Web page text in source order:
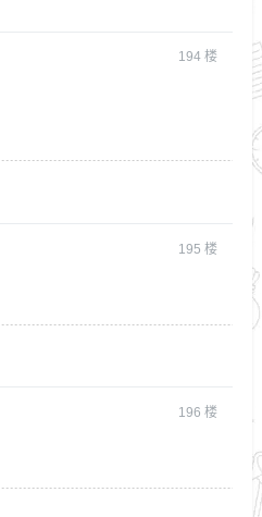
194 楼
195 楼
196 楼